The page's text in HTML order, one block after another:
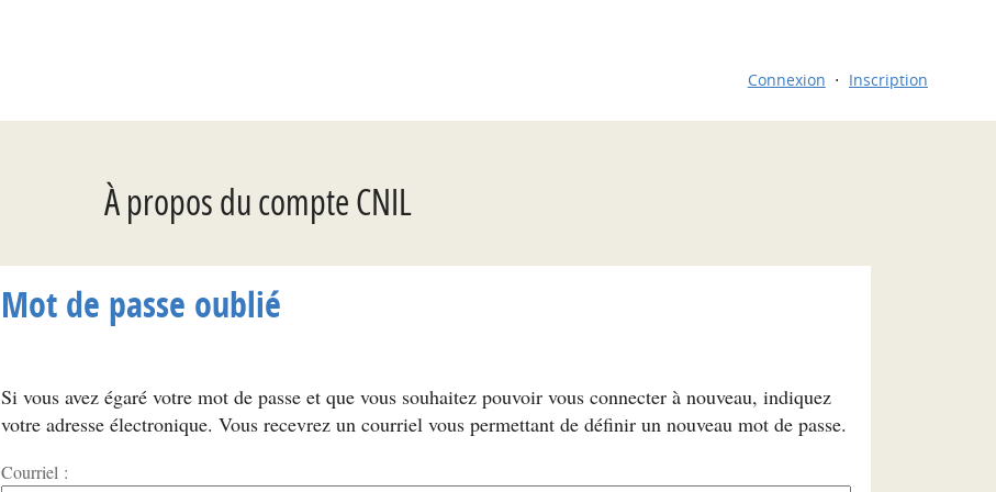
Connexion Inscription
À propos du compte CNIL
Mot de passe oublié
Si vous avez égaré votre mot de passe et que vous souhaitez pouvoir vous connecter à nouveau, indiquez
votre adresse électronique. Vous recevrez un courriel vous permettant de définir un nouveau mot de passe.
Courriel :